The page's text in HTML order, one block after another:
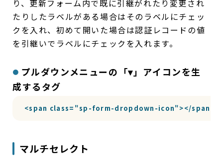
り、更新フォーム内で既に引継がれたり変更され
たりしたラベルがある場合はそのラベルにチェッ
クを入れ、初めて開いた場合は認証レコードの値
を引継いでラベルにチェックを入れます。
プルダウンメニューの「▾」アイコンを生
成するタグ
<span class="sp-form-dropdown-icon"></span>
マルチセレクト